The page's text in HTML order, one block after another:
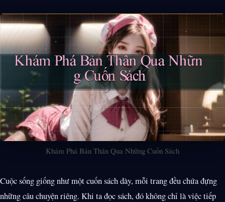
Khám Phá Bản Thân Qua Những Cuốn Sách
Cuộc sống giống như một cuốn sách dày, mỗi trang đều chứa đựng
những câu chuyện riêng. Khi ta đọc sách, đó không chỉ là việc tiếp